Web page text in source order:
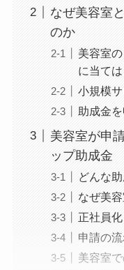
なぜ美容室
のか
美容室
に当て
小規模
助成金
美容室が申
ップ助成金
どんな
なぜ美
正社員
申請の流
美容室